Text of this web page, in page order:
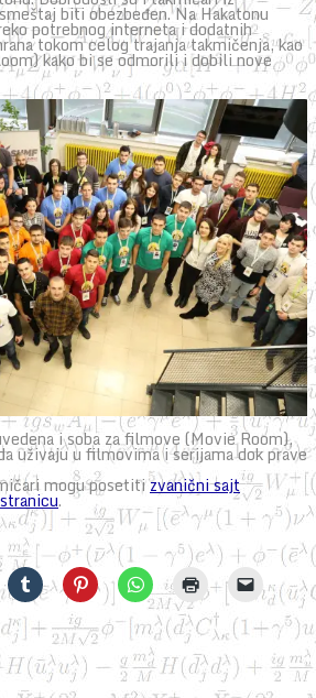
biti obezbeđen. Na Hakatonu
potrebnog interneta i dodatnih
tokom celog trajanja takmičenja, kao
kako bi se odmorili i dobili nove
i soba za filmove (Movie Room),
uživaju u filmovima i serijama dok prave
mogu posetitizvanični sajt
.